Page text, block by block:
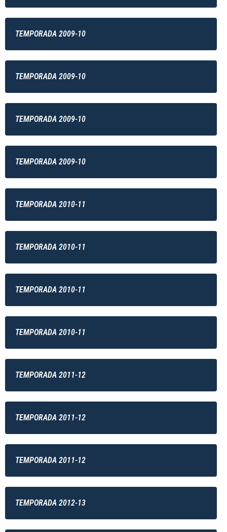
TEMPORADA 2009-10
TEMPORADA 2009-10
TEMPORADA 2009-10
TEMPORADA 2009-10
TEMPORADA 2010-11
TEMPORADA 2010-11
TEMPORADA 2010-11
TEMPORADA 2010-11
TEMPORADA 2011-12
TEMPORADA 2011-12
TEMPORADA 2011-12
TEMPORADA 2012-13